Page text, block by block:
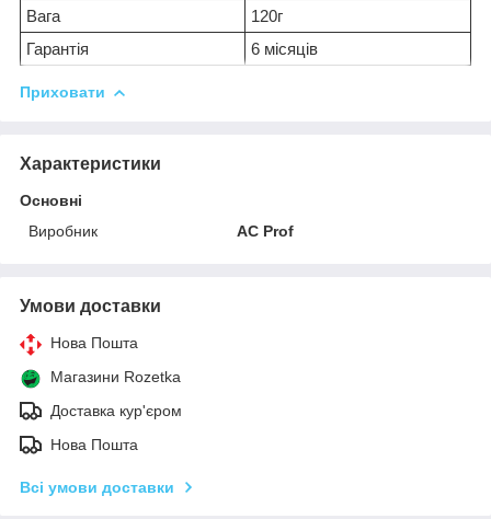
Вага
120г
Гарантія
6 місяців
Приховати
Характеристики
Основні
Виробник
AC Prof
Умови доставки
Нова Пошта
Магазини Rozetka
Доставка кур'єром
Нова Пошта
Всі умови доставки